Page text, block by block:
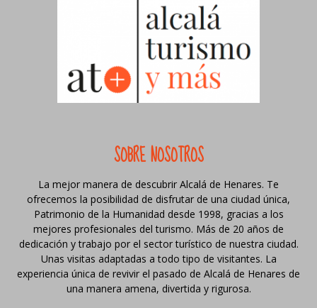
SOBRE NOSOTROS
La mejor manera de descubrir Alcalá de Henares. Te
ofrecemos la posibilidad de disfrutar de una ciudad única,
Patrimonio de la Humanidad desde 1998, gracias a los
mejores profesionales del turismo. Más de 20 años de
dedicación y trabajo por el sector turístico de nuestra ciudad.
Unas visitas adaptadas a todo tipo de visitantes. La
experiencia única de revivir el pasado de Alcalá de Henares de
una manera amena, divertida y rigurosa.